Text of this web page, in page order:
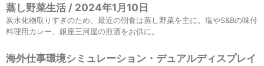
蒸し野菜生活 / 2024年1月10日
炭水化物取りすぎのため、最近の朝食は蒸し野菜を主に。塩やS&Bの味付
料理用カレー、銀座三河屋の煎酒をお供に。
海外仕事環境シミュレーション・デュアルディスプレイ